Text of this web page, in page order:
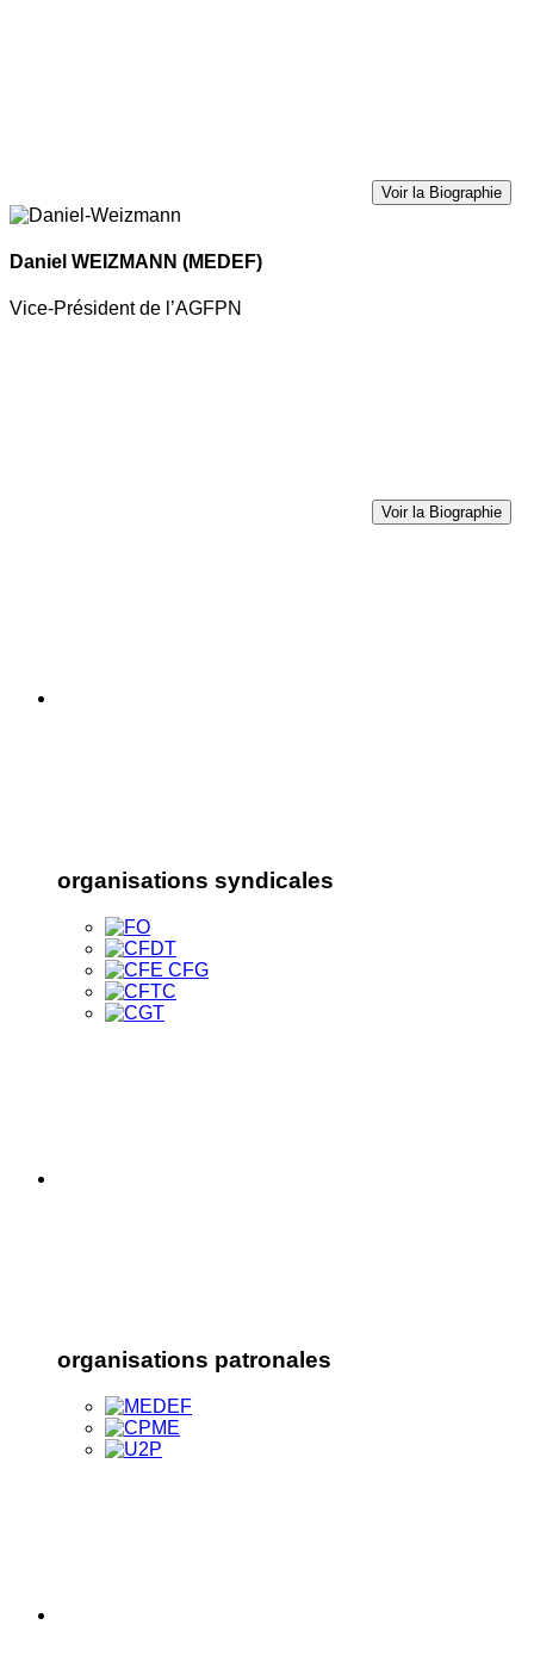
Voir la Biographie
Daniel WEIZMANN (MEDEF)
Vice-Président de l’AGFPN
Voir la Biographie
organisations syndicales
organisations patronales